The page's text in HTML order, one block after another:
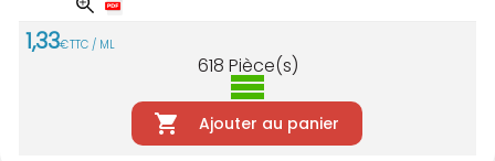
1,33€TTC / ML
618 Pièce(s)
Ajouter au panier